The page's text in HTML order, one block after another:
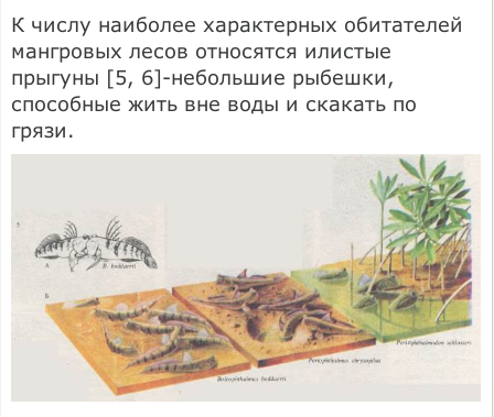
К числу наиболее характерных обитателей
мангровых лесов относятся илистые
прыгуны [5, 6]-небольшие рыбешки,
способные жить вне воды и скакать по
грязи.